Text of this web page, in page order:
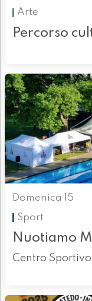
Arte
Percorso
Domenica 15
Sport
Nuotiamo
Centro Sportivo